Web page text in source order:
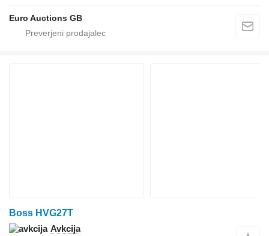
Euro Auctions GB
Boss HVG27T
Avkcija